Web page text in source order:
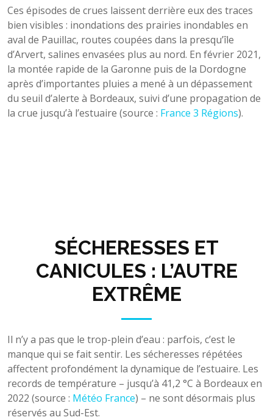
Ces épisodes de crues laissent derrière eux des traces
bien visibles : inondations des prairies inondables en
aval de Pauillac, routes coupées dans la presqu’île
d’Arvert, salines envasées plus au nord. En février 2021,
la montée rapide de la Garonne puis de la Dordogne
après d’importantes pluies a mené à un dépassement
du seuil d’alerte à Bordeaux, suivi d’une propagation de
la crue jusqu’à l’estuaire (source : France 3 Régions).
SÉCHERESSES ET
CANICULES : L’AUTRE
EXTRÊME
Il n’y a pas que le trop-plein d’eau : parfois, c’est le
manque qui se fait sentir. Les sécheresses répétées
affectent profondément la dynamique de l’estuaire. Les
records de température – jusqu’à 41,2 °C à Bordeaux en
2022 (source : Météo France) – ne sont désormais plus
réservés au Sud-Est.